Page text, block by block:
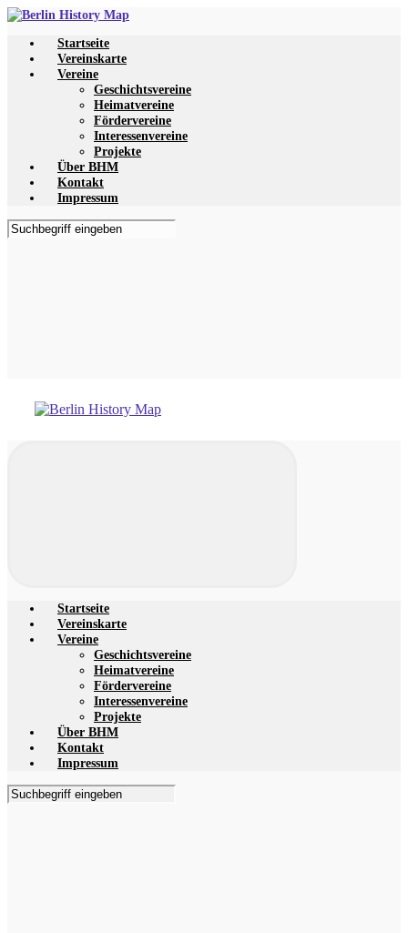
Zum
springenStartseite
Vereinskarte
Vereine
Geschichtsvereine
Heimatvereine
Fördervereine
Interessenvereine
Projekte
Über BHM
Kontakt
Impressum
Startseite
Vereinskarte
Vereine
Geschichtsvereine
Heimatvereine
Fördervereine
Interessenvereine
Projekte
Über BHM
Kontakt
Impressum